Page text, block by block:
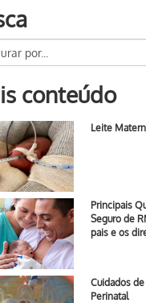
conteúdo
Leite
Principais
Seguro de
pais e os
Cuidados
Perinatal